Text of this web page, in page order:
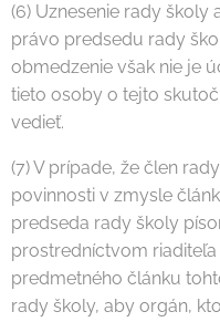
(6) Uznesenie rady
právo predsedu rady
obmedzenie však nie je
tieto osoby o tejto
vedieť.
(7) V prípade, že člen
povinnosti v zmysle
predseda rady školy
prostredníctvom
predmetného článku
rady školy, aby orgán,